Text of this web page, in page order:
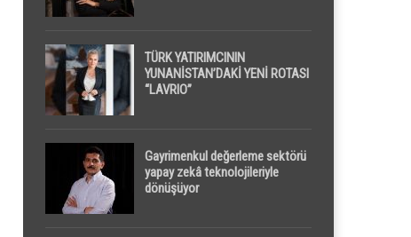
TÜRK YATIRIMCININ
YUNANİSTAN’DAKİ YENİ ROTASI
“LAVRIO”
Gayrimenkul değerleme sektörü
yapay zekâ teknolojileriyle
dönüşüyor